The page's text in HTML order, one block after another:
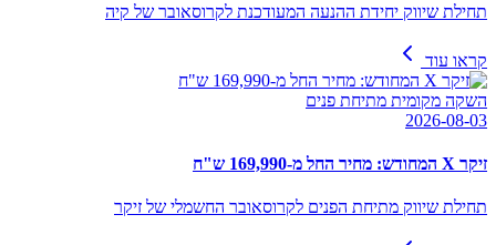
תחילת שיווק יחידת ההנעה המעודכנת לקרוסאובר של קיה
קראו עוד
השקה מקומית מתיחת פנים
2026-08-03
זיקר X המחודש: מחיר החל מ-169,990 ש"ח
תחילת שיווק מתיחת הפנים לקרוסאובר החשמלי של זיקר